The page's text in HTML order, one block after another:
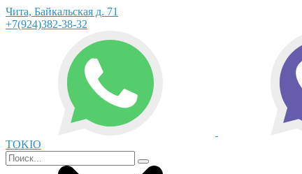
Чита, Байкальская д. 71
+7(924)382-38-32
TOKIO